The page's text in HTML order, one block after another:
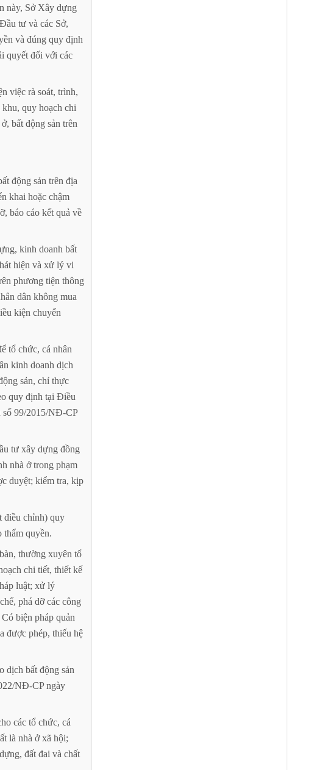
này, Sở Xây dựng
Đầu tư và các Sở,
và đúng quy định
quyết đối với các
việc rà soát, trình,
khu, quy hoạch chi
ở, bất động sản trên
động sản trên địa
khai hoặc chậm
báo cáo kết quả về
kinh doanh bất
hiện và xử lý vi
phương tiện thông
dân không mua
kiện chuyển
tổ chức, cá nhân
kinh doanh dịch
sản, chỉ thực
quy định tại Điều
số 99/2015/NĐ-CP
tư xây dựng đồng
nhà ở trong phạm
duyệt; kiểm tra, kịp
điều chỉnh) quy
thẩm quyền.
bàn, thường xuyên tổ
chi tiết, thiết kế
luật; xử lý
chế, phá dỡ các công
Có biện pháp quản
được phép, thiếu hệ
dịch bất động sản
NĐ-CP ngày
các tổ chức, cá
là nhà ở xã hội;
dựng, đất đai và chất